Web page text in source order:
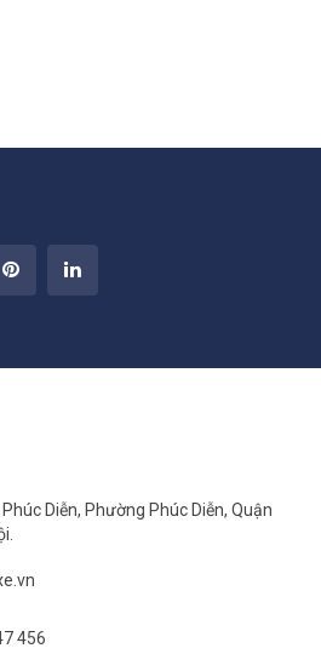
Diễn, Phường Phúc Diễn, Quận
456